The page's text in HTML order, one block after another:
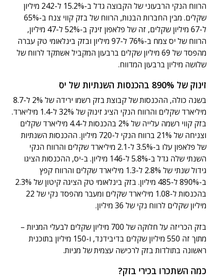
הרווח הנקי הרבעוני של הקבוצה גדל ב-15.2% ל-242 מיליון
שקלים. מבין החברות הבנות, הרווח של בזק קווי צנח ב-65%
ל-67 מיליון שקלים, זה של פלאפון זינק ב-52% ל-47 מיליון,
הרווח של יס צמח ב-76% ל-97 מיליון ובזק בינלאומי טק עברה
מהפסד של 69 מיליון שקלים ברבעון המקביל אשתקד לרווח של
שלושה מיליון ברבעון המדווח.
זינוק של 890% בהכנסות השנתיות של יס
בשנה כולה, ההכנסות של קבוצת בזק רשמו ירידה של 2% ל-8.7
מיליארד שקלים והרווח הנקי הציג זינוק של 32% ל-1.4 מיליארד.
בזק קווי רשמה עלייה של 2% בהכנסות ל-4.4 מיליארד שקלים
וצניחה של 21% ברווח הנקי ל-720 מיליון. ההכנסות השנתיות
של פלאפון עלו ב-3.5% ל-2.1 מיליארד שקלים והרווח הנקי
השנתי שלה גדל ב-5.8% ל-146 מיליון. ב-יס, ההכנסות הציגו
גידול שנתי של 2.8% ל-1.3 מיליארד שקלים והרווח קפץ
ב-890% ל-485 מיליון. בזק בינלאומי טק הציגה קיטון של 2.3%
בהכנסות ל-1.08 מיליארד שקלים ומעבר מהפסד נקי של 22
מיליון שקלים לרווח נקי של 36 מיליון.
בזק הכריזה על חלוקה של 700 מיליון שקלים לבעלי המניות –
מתוך זה 550 מיליון שקלים בדיבידנד, ו-150 מיליון בתוכנית
ראשונה בתולדות בזק לרכישה עצמית של מניות.
כמה השתכרו בכירי בזק?